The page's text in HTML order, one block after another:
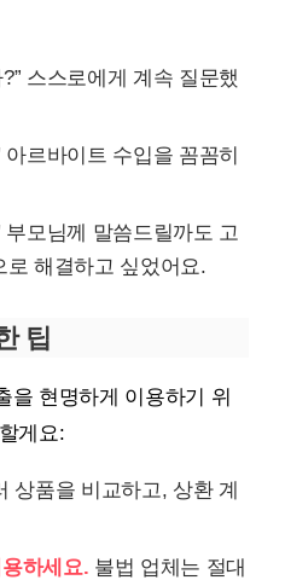
스스로에게 계속 질문했
아르바이트 수입을 꼼꼼히
부모님께 말씀드릴까도 고
로 해결하고 싶었어요.
팁
을 현명하게 이용하기 위
게요:
상품을 비교하고, 상환 계
하세요. 불법 업체는 절대